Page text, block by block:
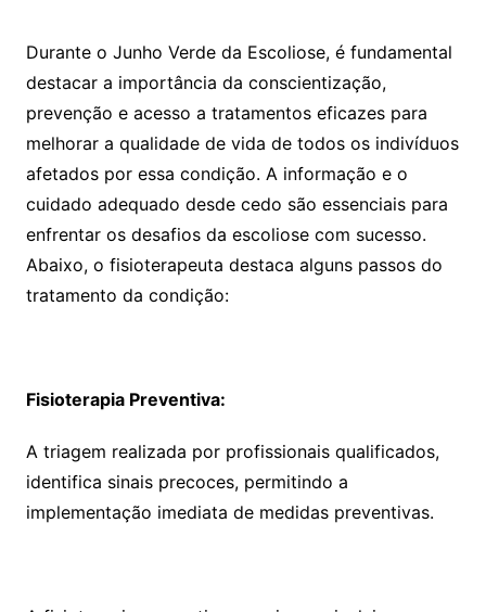
Durante o Junho Verde da Escoliose, é fundamental
destacar a importância da conscientização,
prevenção e acesso a tratamentos eficazes para
melhorar a qualidade de vida de todos os indivíduos
afetados por essa condição. A informação e o
cuidado adequado desde cedo são essenciais para
enfrentar os desafios da escoliose com sucesso.
Abaixo, o fisioterapeuta destaca alguns passos do
tratamento da condição:
Fisioterapia Preventiva:
A triagem realizada por profissionais qualificados,
identifica sinais precoces, permitindo a
implementação imediata de medidas preventivas.